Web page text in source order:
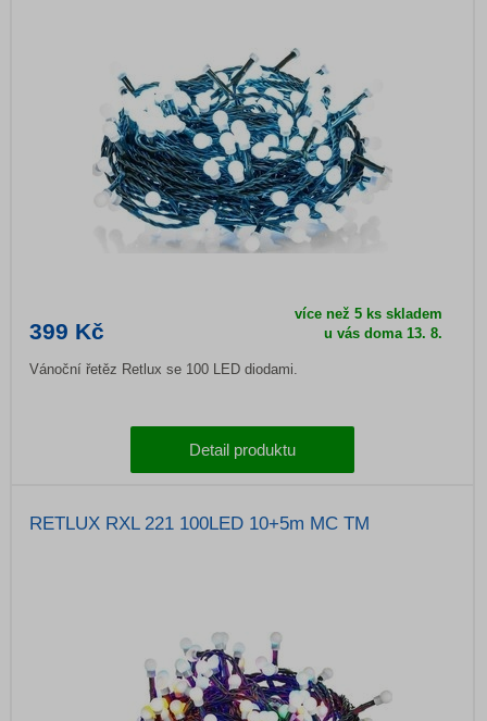
399 Kč
více než 5 ks skladem
u vás doma 13. 8.
Vánoční řetěz Retlux se 100 LED diodami.
Detail produktu
RETLUX RXL 221 100LED 10+5m MC TM